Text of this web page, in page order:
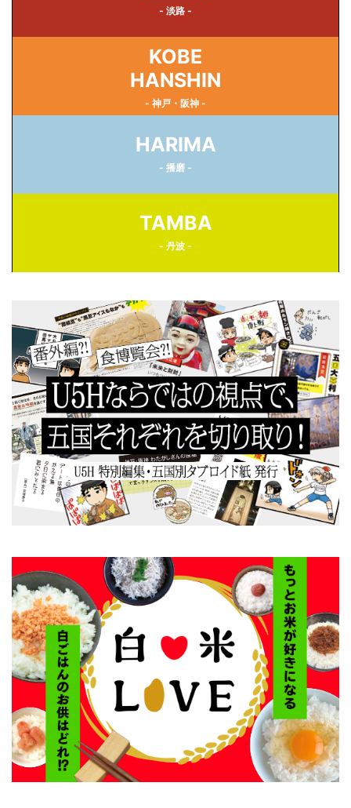
- 淡路 -
KOBE
HANSHIN
- 神戸・阪神 -
HARIMA
- 播磨 -
TAMBA
- 丹波 -